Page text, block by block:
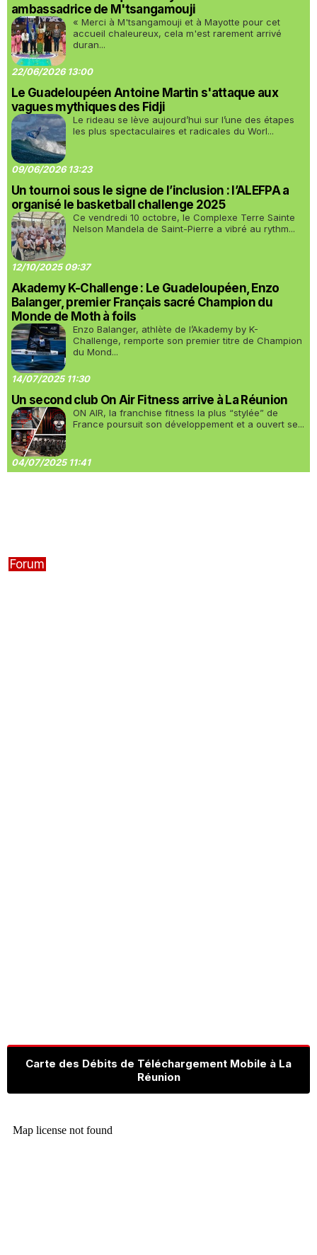
ambassadrice de M'tsangamouji
« Merci à M'tsangamouji et à Mayotte pour cet
accueil chaleureux, cela m'est rarement arrivé
duran...
22/06/2026 13:00
Le Guadeloupéen Antoine Martin s'attaque aux
vagues mythiques des Fidji
Le rideau se lève aujourd’hui sur l’une des étapes
les plus spectaculaires et radicales du Worl...
09/06/2026 13:23
Un tournoi sous le signe de l’inclusion : l’ALEFPA a
organisé le basketball challenge 2025
Ce vendredi 10 octobre, le Complexe Terre Sainte
Nelson Mandela de Saint-Pierre a vibré au rythm...
12/10/2025 09:37
Akademy K-Challenge : Le Guadeloupéen, Enzo
Balanger, premier Français sacré Champion du
Monde de Moth à foils
Enzo Balanger, athlète de l’Akademy by K-
Challenge, remporte son premier titre de Champion
du Mond...
14/07/2025 11:30
Un second club On Air Fitness arrive à La Réunion
ON AIR, la franchise fitness la plus “stylée” de
France poursuit son développement et a ouvert se...
04/07/2025 11:41
Forum
Carte des Débits de Téléchargement Mobile à La
Réunion